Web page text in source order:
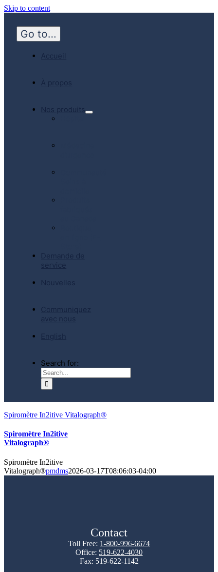
Skip to content
Go to...
Accueil
À propos
Nos produits
Demande de
service
Nouvelles
Communiquez
avec nous
English
Search for:
Spiromètre In2itive Vitalograph®
Spiromètre In2itive
Vitalograph®
Spiromètre In2itive
Vitalograph®pmdms2026-03-17T08:06:03-04:00
Contact
Toll Free: 1-800-996-6674
Office: 519-622-4030
Fax: 519-622-1142